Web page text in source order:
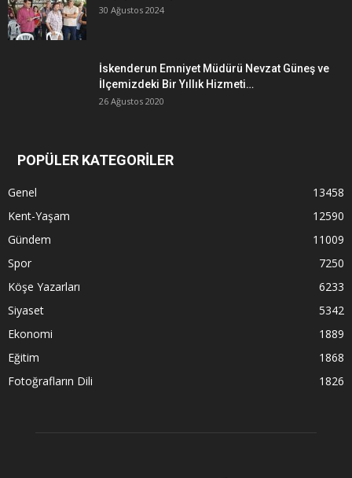
30 Ağustos 2024
İskenderun Emniyet Müdürü Nevzat Güneş ve
İlçemizdeki Bir Yıllık Hizmeti…
26 Ağustos 2020
POPÜLER KATEGORİLER
Genel
13458
Kent-Yaşam
12590
Gündem
11009
Spor
7250
Köşe Yazarları
6233
Siyaset
5342
Ekonomi
1889
Eğitim
1868
Fotoğrafların Dili
1826